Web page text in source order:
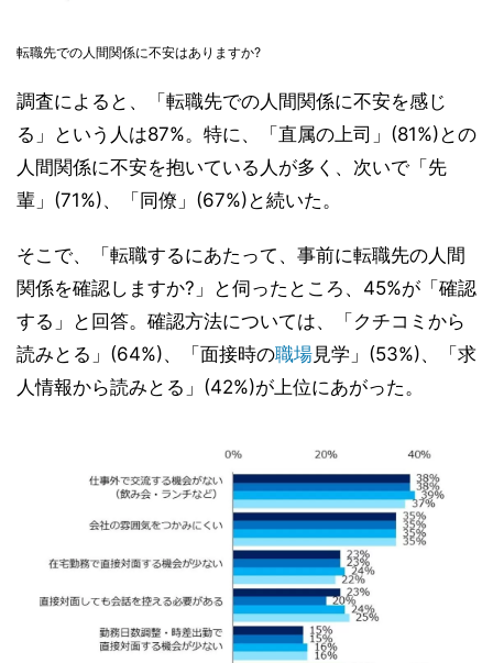
転職先での人間関係に不安はありますか?
調査によると、「転職先での人間関係に不安を感じ
る」という人は87%。特に、「直属の上司」(81%)との
人間関係に不安を抱いている人が多く、次いで「先
輩」(71%)、「同僚」(67%)と続いた。
そこで、「転職するにあたって、事前に転職先の人間
関係を確認しますか?」と伺ったところ、45%が「確認
する」と回答。確認方法については、「クチコミから
読みとる」(64%)、「面接時の職場見学」(53%)、「求
人情報から読みとる」(42%)が上位にあがった。